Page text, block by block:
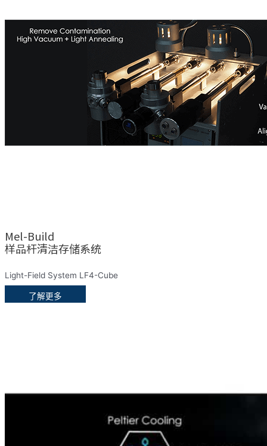
Mel-Build
样品杆清洁存储系统
Light-Field System LF4-Cube
了解更多